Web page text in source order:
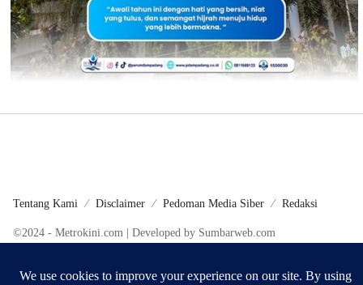
Tentang Kami Disclaimer Pedoman Media Siber Redaksi
©2024 - Metrokini.com | Developed by Sumbarweb.com